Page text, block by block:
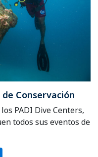
Conservación
PADI Dive Centers,
todos sus eventos de